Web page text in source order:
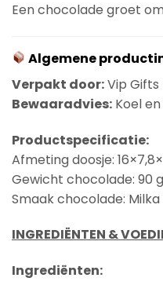
Een chocolade groet
Algemene
Verpakt door:Vip Gifts
Bewaaradvies: Koel
Productspecificatie:
Afmeting doosje:
Gewicht chocolade: 90
Smaak chocolade:
INGREDIËNTEN &
Ingrediënten: